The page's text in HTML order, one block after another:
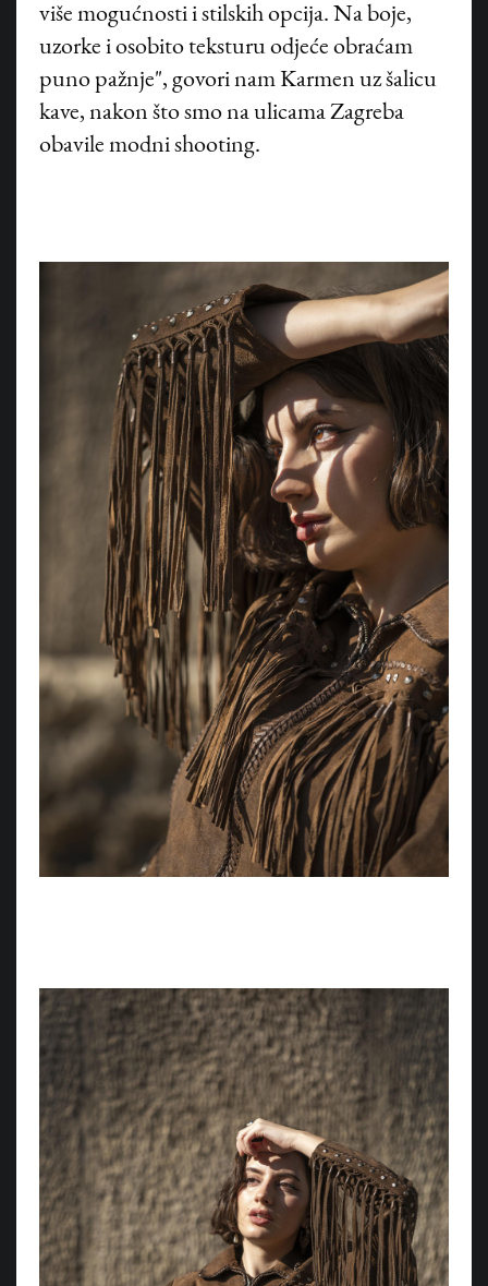
više mogućnosti i stilskih opcija. Na boje,
uzorke i osobito teksturu odjeće obraćam
puno pažnje", govori nam Karmen uz šalicu
kave, nakon što smo na ulicama Zagreba
obavile modni shooting.